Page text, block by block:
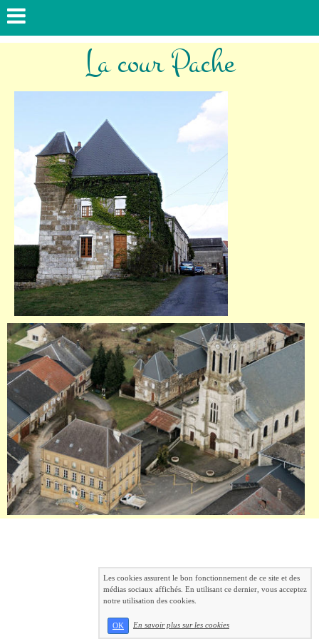
La cour Pache
Les cookies assurent le bon fonctionnement de ce site et des
médias sociaux affichés. En utilisant ce dernier, vous acceptez
notre utilisation des cookies.
OK En savoir plus sur les cookies